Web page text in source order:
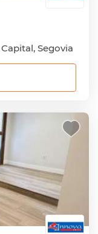
Segovia